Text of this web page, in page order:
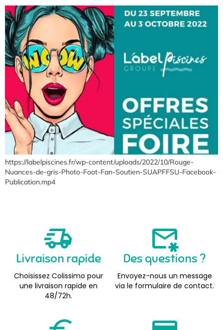
https://labelpiscines.fr/wp-content/uploads/2022/10/Rouge-
Nuances-de-gris-Photo-Foot-Fan-Soutien-SUAPFFSU-Facebook-
Publication.mp4
Livraison rapide
Choisissez Colissimo pour
une livraison rapide en
48/72h.
Des questions ?
Envoyez-nous un message
via le formulaire de contact.